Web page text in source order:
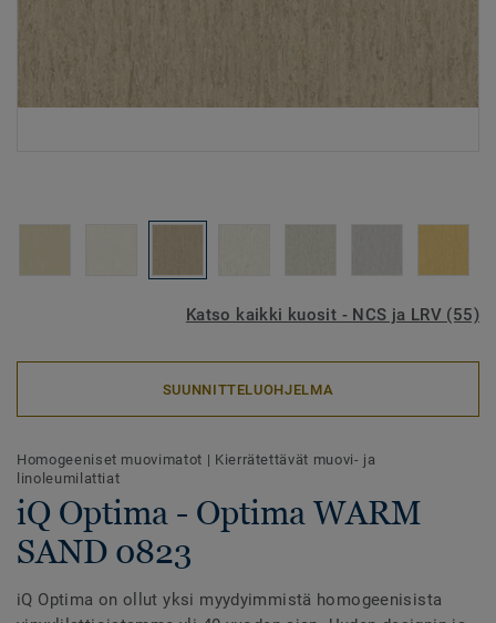
Katso kaikki kuosit - NCS ja LRV (55)
SUUNNITTELUOHJELMA
Homogeeniset muovimatot | Kierrätettävät muovi- ja
linoleumilattiat
iQ Optima - Optima WARM
SAND 0823
iQ Optima on ollut yksi myydyimmistä homogeenisista